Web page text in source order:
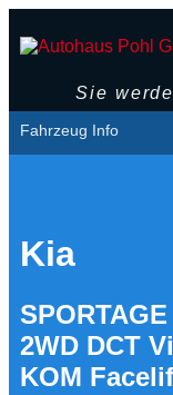
Sie
Fahrzeug Info
Kia
2WD DCT
KOM